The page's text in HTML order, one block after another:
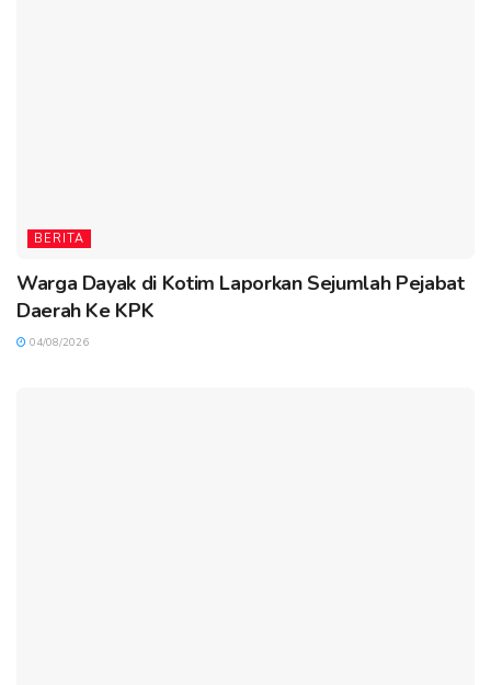
BERITA
Warga Dayak di Kotim Laporkan Sejumlah Pejabat
Daerah Ke KPK
04/08/2026